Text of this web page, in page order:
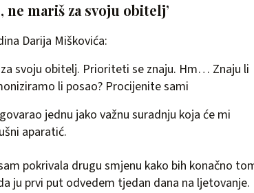
ne mariš za svoju obitelj’
Darija Miškovića:
svoju obitelj. Prioriteti se znaju. Hm… Znaju li
li posao? Procijenite sami
jednu jako važnu suradnju koja će mi
aparatić.
pokrivala drugu smjenu kako bih konačno
ju prvi put odvedem tjedan dana na ljetovanje.